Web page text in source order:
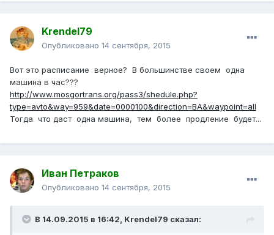
Krendel79
Опубликовано 14 сентября, 2015
Вот это расписание верное? В большинстве своем одна
машина в час???
http://www.mosgortrans.org/pass3/shedule.php?
type=avto&way=959&date=0000100&direction=BA&waypoint=all
Тогда что даст одна машина, тем более продление будет...
Иван Петраков
Опубликовано 14 сентября, 2015
В 14.09.2015 в 16:42, Krendel79 сказал: